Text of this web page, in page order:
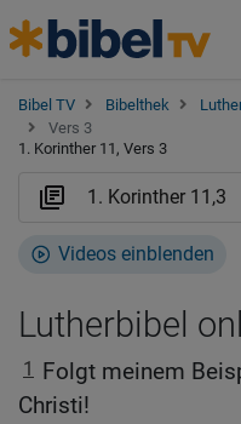
Bibel TV Bibelthek
Vers 3
1. Korinther 11, Vers 3
Videos einblenden
Lutherbibel
1 Folgt meinem
Christi!